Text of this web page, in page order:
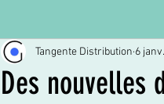
Des nouvelles
Tangente Distribution 6